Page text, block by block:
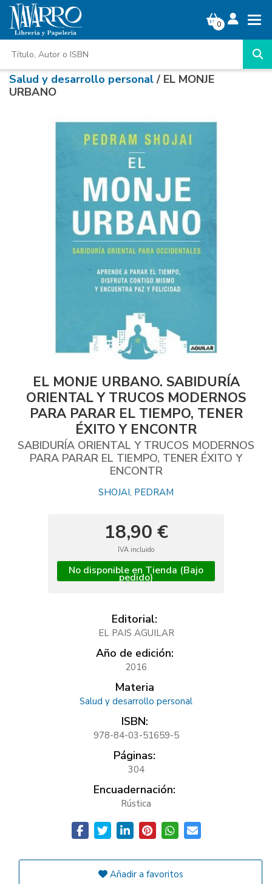
0
Salud y desarrollo personal/ EL MONJE
URBANO
EL MONJE URBANO. SABIDURÍA
ORIENTAL Y TRUCOS MODERNOS
PARA PARAR EL TIEMPO, TENER
ÉXITO Y ENCONTR
SABIDURÍA ORIENTAL Y TRUCOS MODERNOS
PARA PARAR EL TIEMPO, TENER ÉXITO Y
ENCONTR
SHOJAI, PEDRAM
18,90 €
IVA incluido
No disponible en Tienda (Bajo
pedido)
Editorial:
EL PAIS AGUILAR
Año de edición:
2016
Materia
Salud y desarrollo personal
ISBN:
978-84-03-51659-5
Páginas:
304
Encuadernación:
Rústica
Añadir a favoritos